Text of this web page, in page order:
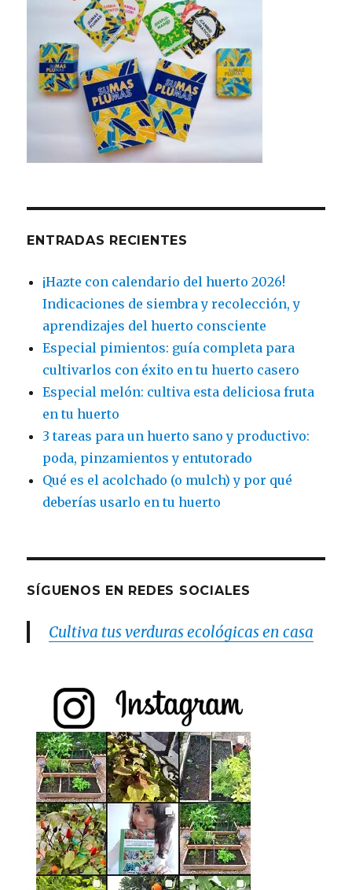
ENTRADAS RECIENTES
¡Hazte con calendario del huerto 2026!
Indicaciones de siembra y recolección, y
aprendizajes del huerto consciente
Especial pimientos: guía completa para
cultivarlos con éxito en tu huerto casero
Especial melón: cultiva esta deliciosa fruta
en tu huerto
3 tareas para un huerto sano y productivo:
poda, pinzamientos y entutorado
Qué es el acolchado (o mulch) y por qué
deberías usarlo en tu huerto
SÍGUENOS EN REDES SOCIALES
Cultiva tus verduras ecológicas en casa